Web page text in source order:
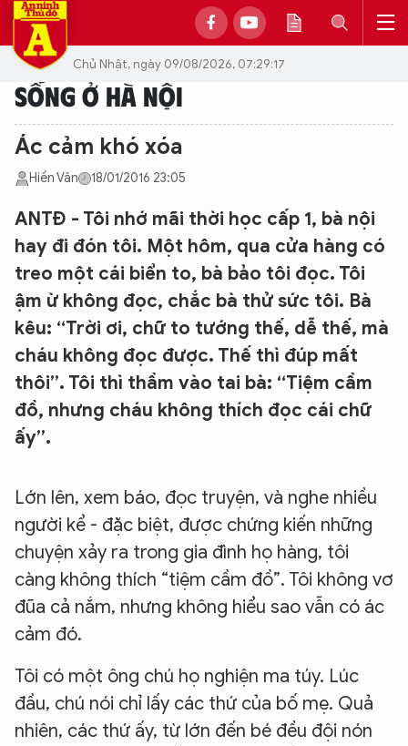
Chủ Nhật, ngày 09/08/2026, 07:29:17
SỐNG Ở HÀ NỘI
Ác cảm khó xóa
Hiền Vân 18/01/2016 23:05
ANTĐ - Tôi nhớ mãi thời học cấp 1, bà nội
hay đi đón tôi. Một hôm, qua cửa hàng có
treo một cái biển to, bà bảo tôi đọc. Tôi
ậm ừ không đọc, chắc bà thử sức tôi. Bà
kêu: “Trời ơi, chữ to tướng thế, dễ thế, mà
cháu không đọc được. Thế thì đúp mất
thôi”. Tôi thì thầm vào tai bà: “Tiệm cầm
đồ, nhưng cháu không thích đọc cái chữ
ấy”.
Lớn lên, xem báo, đọc truyện, và nghe nhiều
người kể - đặc biệt, được chứng kiến những
chuyện xảy ra trong gia đình họ hàng, tôi
càng không thích “tiệm cầm đồ”. Tôi không vơ
đũa cả nắm, nhưng không hiểu sao vẫn có ác
cảm đó.
Tôi có một ông chú họ nghiện ma túy. Lúc
đầu, chú nói chỉ lấy các thứ của bố mẹ. Quả
nhiên, các thứ ấy, từ lớn đến bé đều đội nón